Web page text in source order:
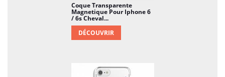
Coque Transparente
Magnetique Pour Iphone 6
/ 6s Cheval...
DÉCOUVRIR